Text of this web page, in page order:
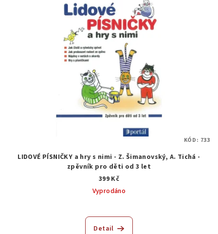
LIDOVÉ PÍSNIČKY a hry s nimi - Z. Šimanovský, A. Tichá -
zpěvník pro děti od 3 let
399 Kč
Vyprodáno
Detail
KÓD: 733